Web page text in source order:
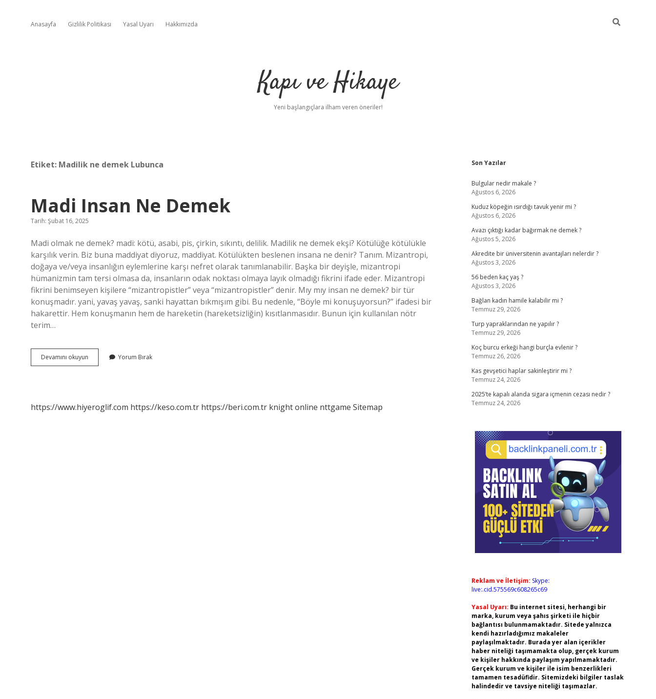
Anasayfa Gizlilik Politikası Yasal Uyarı Hakkımızda
Kapı ve Hikaye
Yeni başlangıçlara ilham veren öneriler!
Etiket: Madilik ne demek Lubunca
Madi Insan Ne Demek
Tarih: Şubat 16, 2025
Madi olmak ne demek? madi: kötü, asabi, pis, çirkin, sıkıntı, delilik. Madilik ne demek ekşi? Kötülüğe kötülükle
karşılık verin. Biz buna maddiyat diyoruz, maddiyat. Kötülükten beslenen insana ne denir? Tanım. Mizantropi,
doğaya ve/veya insanlığın eylemlerine karşı nefret olarak tanımlanabilir. Başka bir deyişle, mizantropi
hümanizmin tam tersi olmasa da, insanların odak noktası olmaya layık olmadığı fikrini ifade eder. Mizantropi
fikrini benimseyen kişilere “mizantropistler” veya “mizantropistler” denir. Mıy mıy insan ne demek? bir tür
konuşmadır. yani, yavaş yavaş, sanki hayattan bıkmışım gibi. Bu nedenle, “Böyle mi konuşuyorsun?” ifadesi bir
hakarettir. Hem konuşmanın hem de hareketin (hareketsizliğin) kısıtlanmasıdır. Bunun için kullanılan nötr
terim…
Devamını okuyun
Insan
Yorum Bırak
https://www.hiyeroglif.com https://keso.com.tr https://beri.com.tr knight online nttgame Sitemap
Sidebar
Son Yazılar
Bulgular nedir makale ?
Ağustos 6, 2026
Kuduz köpeğin ısırdığı tavuk yenir mi ?
Ağustos 6, 2026
Avazı çıktığı kadar bağırmak ne demek ?
Ağustos 5, 2026
Akredite bir üniversitenin avantajları nelerdir ?
Ağustos 3, 2026
56 beden kaç yaş ?
Ağustos 3, 2026
Bağlan kadın hamile kalabilir mi ?
Temmuz 29, 2026
Turp yapraklarından ne yapılır ?
Temmuz 29, 2026
Koç burcu erkeği hangi burçla evlenir ?
Temmuz 26, 2026
Kas gevşetici haplar sakinleştirir mi ?
Temmuz 24, 2026
2025’te kapalı alanda sigara içmenin cezası nedir ?
Temmuz 24, 2026
Reklam ve İletişim: Skype:
live:.cid.575569c608265c69
Yasal Uyarı: Bu internet sitesi, herhangi bir
marka, kurum veya şahıs şirketi ile hiçbir
bağlantısı bulunmamaktadır. Sitede yalnızca
kendi hazırladığımız makaleler
paylaşılmaktadır. Burada yer alan içerikler
haber niteliği taşımamakta olup, gerçek kurum
ve kişiler hakkında paylaşım yapılmamaktadır.
Gerçek kurum ve kişiler ile isim benzerlikleri
tamamen tesadüfidir. Sitemizdeki bilgiler taslak
halindedir ve tavsiye niteliği taşımazlar.